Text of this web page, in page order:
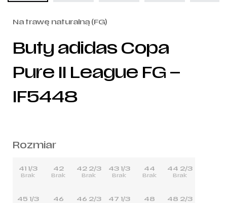
Na trawę naturalną (FG)
Buty adidas Copa
Pure II League FG –
IF5448
Rozmiar
41 1/3
Brak
42
Brak
42 2/3
Brak
43 1/3
Brak
44
Brak
44 2/3
Brak
45 1/3 46 46 2/3 47 1/3 48 48 2/3